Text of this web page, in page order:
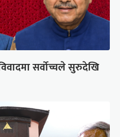
सर्वोच्चले सुरुदेखि